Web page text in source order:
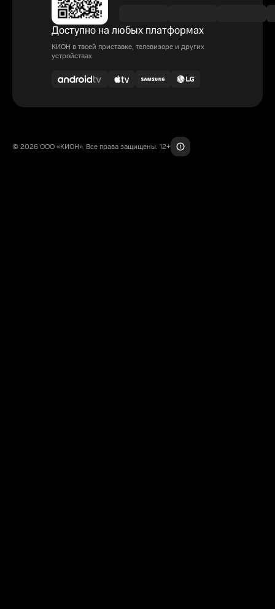
Доступно на любых платформах
КИОН в твоей приставке, телевизоре и других
устройствах
© 2026 ООО «КИОН». Все права защищены. 12+